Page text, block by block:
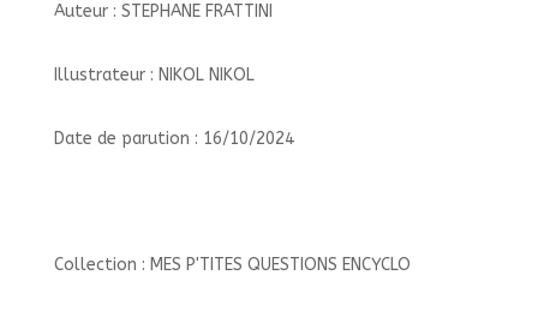
Auteur : STEPHANE FRATTINI
Illustrateur : NIKOL NIKOL
Date de parution : 16/10/2024
Collection : MES P'TITES QUESTIONS ENCYCLO